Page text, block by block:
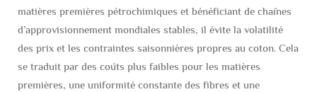
matières premières pétrochimiques et bénéficiant de chaînes
d’approvisionnement mondiales stables, il évite la volatilité
des prix et les contraintes saisonnières propres au coton. Cela
se traduit par des coûts plus faibles pour les matières
premières, une uniformité constante des fibres et une